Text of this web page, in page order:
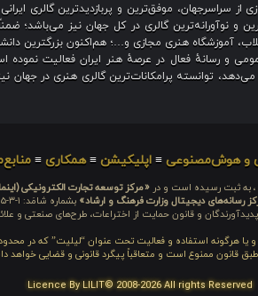
از سراسرجهان، موفق‌ترین و پربازدیدترین
و نوآورانه‌ترین گالری در کل جهان نیز می‌باشد؛
آموزشگاه هنری مجازی و…؛ هم‌اکنون بزرگترین
رسانهٔ فعال در عرصهٔ هنر ایران فعالیت نموده
توانسته پرامکانات‌ترین گالری هنری در جهان
و هوش‌مصنوعی ≡اپلیکیشن ≡همکاری ≡
«مرکز توسعه تجارت الکترونیکی
رسانه‌های دیجیتال وزارت فرهنگ و ارشاد»
و قانون حمایت از اختراعات، طرح‌های صنعتی و
یا هرگونه استفاده و فعالیت تحت عنوان “لیلیت” که در
قانون ممنوع است و متعاقباً پیگرد قانونی و قضایی خواهد
Licence By LILIT© 2008-2026 All rights Reserved